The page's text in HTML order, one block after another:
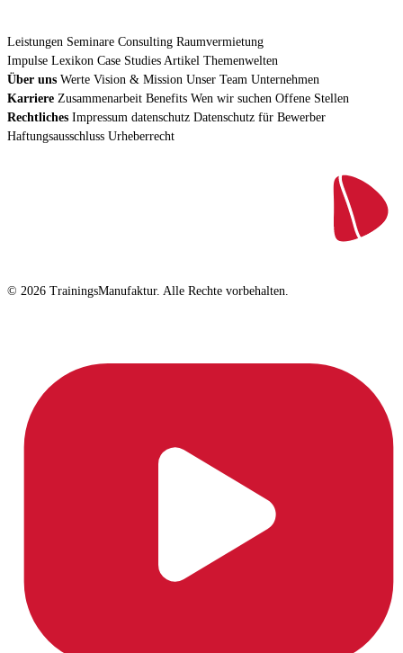
Leistungen Seminare Consulting Raumvermietung
Impulse Lexikon Case Studies Artikel Themenwelten
Über uns Werte Vision & Mission Unser Team Unternehmen
Karriere Zusammenarbeit Benefits Wen wir suchen Offene Stellen
Rechtliches Impressum datenschutz Datenschutz für Bewerber
Haftungsausschluss Urheberrecht
© 2026 TrainingsManufaktur. Alle Rechte vorbehalten.